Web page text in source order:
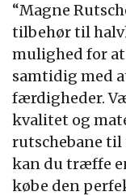
“Magne
tilbehør til
mulighed for at
samtidig med
færdigheder.
kvalitet og
rutschebane til
kan du træffe
købe den